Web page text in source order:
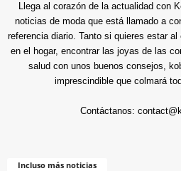
Llega al corazón de la actualidad con
noticias de moda que está llamado a
referencia diario. Tanto si quieres estar
en el hogar, encontrar las joyas de las
salud con unos buenos consejos,
imprescindible que colmará
Contáctanos:
Incluso más noticias